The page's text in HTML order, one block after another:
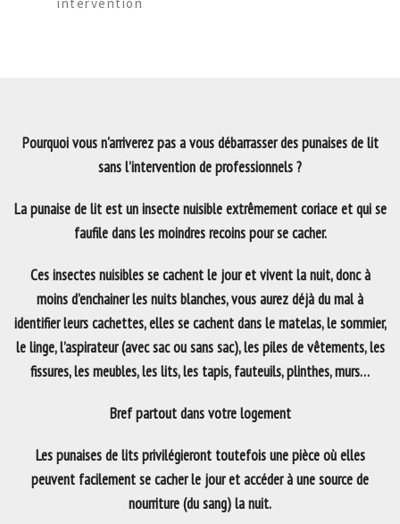
Pourquoi vous n'arriverez pas a vous débarrasser des punaises de lit
sans l’intervention de professionnels ?
La punaise de lit est un insecte nuisible extrêmement coriace et qui se
faufile dans les moindres recoins pour se cacher.
Ces insectes nuisibles se cachent le jour et vivent la nuit, donc à
moins d’enchainer les nuits blanches, vous aurez déjà du mal à
identifier leurs cachettes, elles se cachent dans le matelas, le sommier,
le linge, l’aspirateur (avec sac ou sans sac), les piles de vêtements, les
fissures, les meubles, les lits, les tapis, fauteuils, plinthes, murs…
Bref partout dans votre logement
Les punaises de lits privilégieront toutefois une pièce où elles
peuvent facilement se cacher le jour et accéder à une source de
nourriture (du sang) la nuit.